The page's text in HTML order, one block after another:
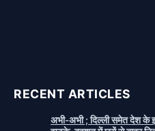
RECENT ARTICLES
अभी-अभी ; दिल्ली समेत देश के